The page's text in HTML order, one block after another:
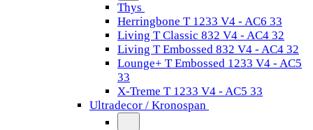
Thys
Herringbone T 1233 V4 - AC6 33
Living T Classic 832 V4 - AC4 32
Living T Embossed 832 V4 - AC4 32
Lounge+ T Embossed 1233 V4 - AC5
33
X-Treme T 1233 V4 - AC5 33
Ultradecor / Kronospan